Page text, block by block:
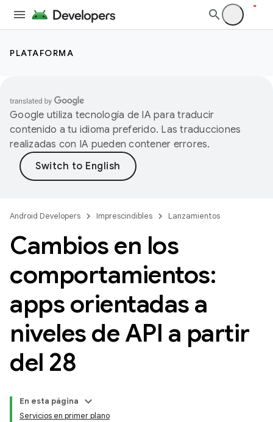
PLATAFORMA
Google utiliza tecnología de IA para traducir
contenido a tu idioma preferido. Las traducciones
realizadas con IA pueden contener errores.
Android Developers Imprescindibles Lanzamientos
Cambios en los
comportamientos:
apps orientadas a
niveles de API a partir
del 28
En esta página
Servicios en primer plano